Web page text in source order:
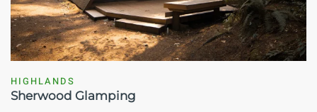
HIGHLANDS
Sherwood Glamping